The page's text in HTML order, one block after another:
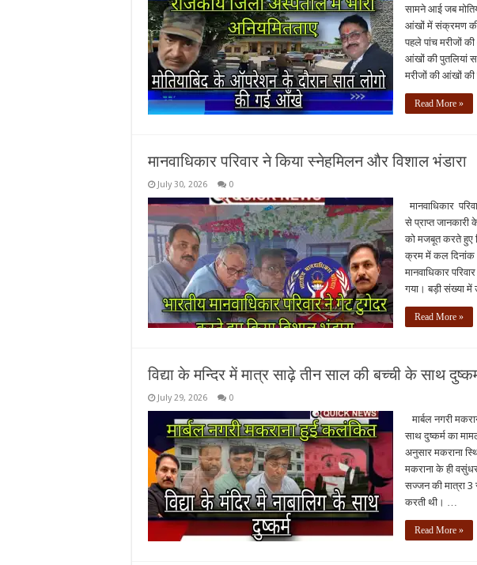
सामने आई जब
आंखों में संक्रमण की
पहले पांच मरीजों
आंखों की पुतलियां
मरीजों की आंखों
Read More »
मानवाधिकार परिवार ने किया स्नेहमिलन और विशाल भंडारा
July 30, 2026 0
मानवाधिकार
से प्राप्त जानकारी
को मजबूत करते हुए
क्रम में कल दिनांक
मानवाधिकार
गया। बड़ी संख्या
Read More »
विद्या के मन्दिर में मात्र साढ़े तीन साल की बच्ची के साथ
July 29, 2026 0
मार्बल नगरी
साथ दुष्कर्म का
अनुसार मकराना
मकराना के ही
सज्जन की मात्रा
करती थी। …
Read More »